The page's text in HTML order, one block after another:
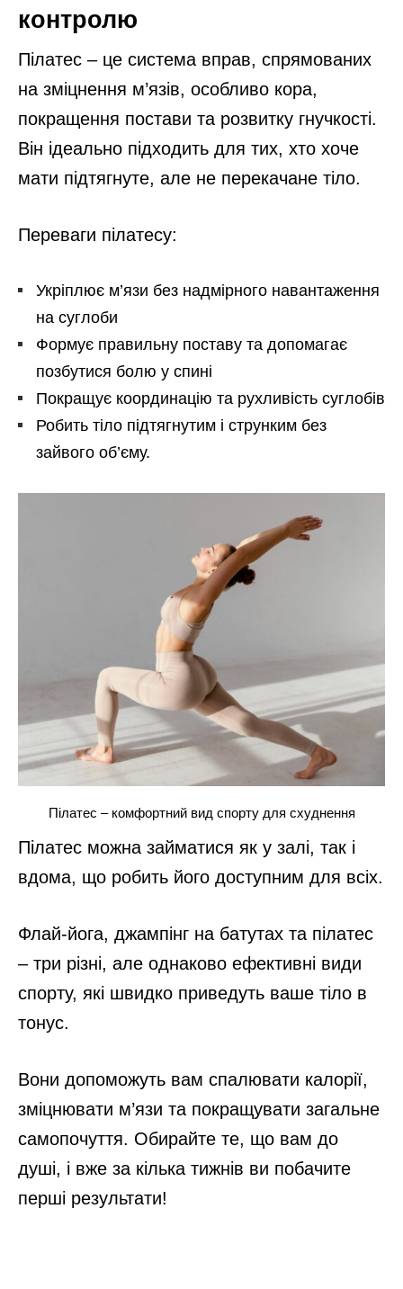
контролю
Пілатес – це система вправ, спрямованих
на зміцнення м’язів, особливо кора,
покращення постави та розвитку гнучкості.
Він ідеально підходить для тих, хто хоче
мати підтягнуте, але не перекачане тіло.
Переваги пілатесу:
Укріплює м’язи без надмірного навантаження
на суглоби
Формує правильну поставу та допомагає
позбутися болю у спині
Покращує координацію та рухливість суглобів
Робить тіло підтягнутим і струнким без
зайвого об’єму.
Пілатес – комфортний вид спорту для схуднення
Пілатес можна займатися як у залі, так і
вдома, що робить його доступним для всіх.
Флай-йога, джампінг на батутах та пілатес
– три різні, але однаково ефективні види
спорту, які швидко приведуть ваше тіло в
тонус.
Вони допоможуть вам спалювати калорії,
зміцнювати м’язи та покращувати загальне
самопочуття. Обирайте те, що вам до
душі, і вже за кілька тижнів ви побачите
перші результати!